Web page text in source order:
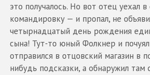
это получалось. Но вот отец уехал
командировку — и пропал, не
четырнадцатый день рождения
сына! Тут-то юный Фолкнер и
отправился в отцовский магазин в
нибудь подсказки, а обнаружил там